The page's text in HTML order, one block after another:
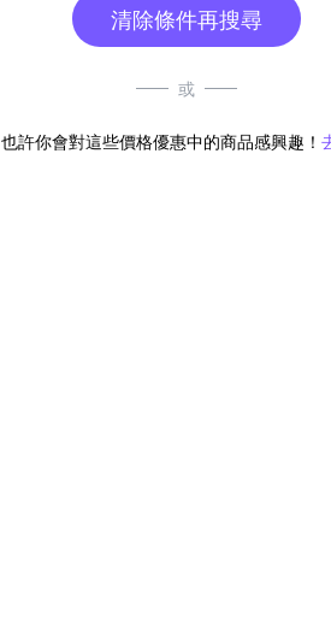
清除條件再搜尋
或
也許你會對這些價格優惠中的商品感興趣！